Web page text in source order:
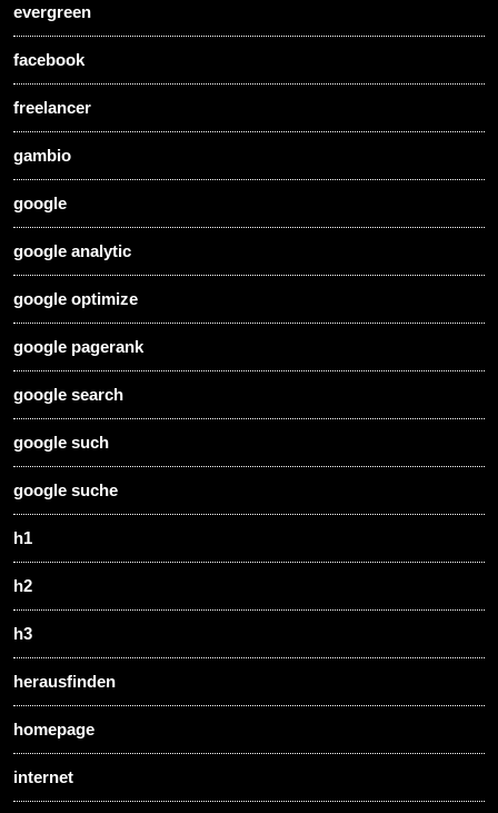
evergreen
facebook
freelancer
gambio
google
google analytic
google optimize
google pagerank
google search
google such
google suche
h1
h2
h3
herausfinden
homepage
internet